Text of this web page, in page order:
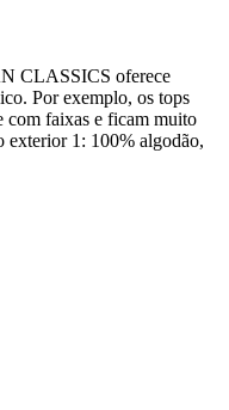
CLASSICS oferece
Por exemplo, os tops
com faixas e ficam muito
exterior 1: 100% algodão,